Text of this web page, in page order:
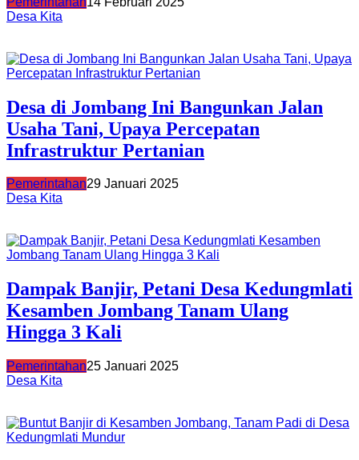
Desa Kita
Desa di Jombang Ini Bangunkan Jalan
Usaha Tani, Upaya Percepatan
Infrastruktur Pertanian
Pemerintahan29 Januari 2025
Desa Kita
Dampak Banjir, Petani Desa Kedungmlati
Kesamben Jombang Tanam Ulang
Hingga 3 Kali
Pemerintahan25 Januari 2025
Desa Kita